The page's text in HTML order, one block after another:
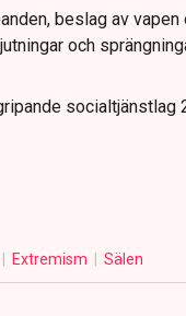
beslag av
och
socialtjänstlag
Extremism Sälen